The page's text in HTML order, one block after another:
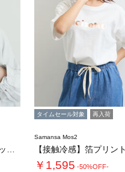
タイムセール対象 再入荷
Samansa Mos2
￥1,595 -50%OFF-